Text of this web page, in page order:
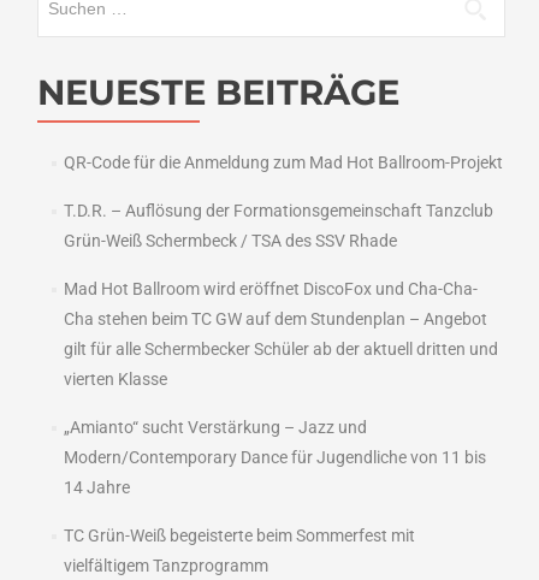
NEUESTE BEITRÄGE
QR-Code für die Anmeldung zum Mad Hot Ballroom-Projekt
T.D.R. – Auflösung der Formationsgemeinschaft Tanzclub
Grün-Weiß Schermbeck / TSA des SSV Rhade
Mad Hot Ballroom wird eröffnet DiscoFox und Cha-Cha-
Cha stehen beim TC GW auf dem Stundenplan – Angebot
gilt für alle Schermbecker Schüler ab der aktuell dritten und
vierten Klasse
„Amianto“ sucht Verstärkung – Jazz und
Modern/Contemporary Dance für Jugendliche von 11 bis
14 Jahre
TC Grün-Weiß begeisterte beim Sommerfest mit
vielfältigem Tanzprogramm